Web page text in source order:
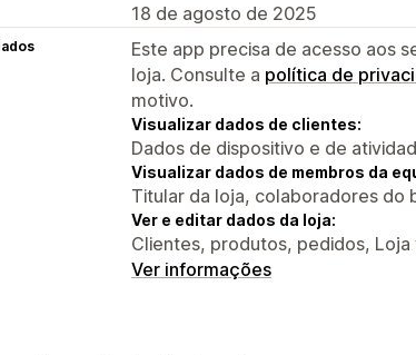
18 de agosto de 2025
Este app precisa de acesso aos
loja. Consulte a política de
motivo.
Visualizar dados de clientes:
Dados de dispositivo e de
Visualizar dados de membros da
Titular da loja, colaboradores do
Ver e editar dados da loja:
Clientes, produtos, pedidos, Loja
Ver informações